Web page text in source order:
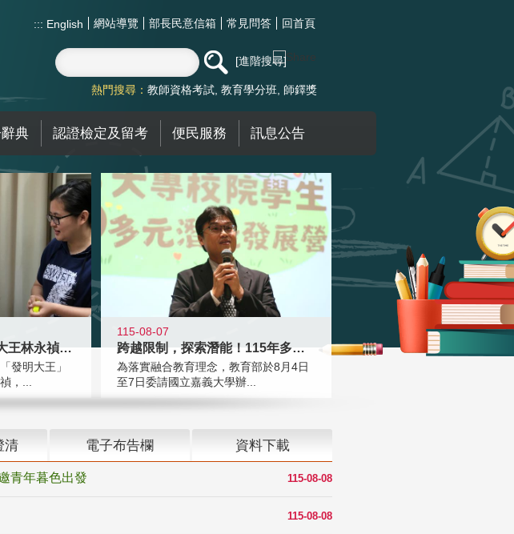
::: English 網站導覽 部長民意信箱 常見問答 回首頁
進階搜尋
熱門搜尋： 教師資格考試 教育學分班 師鐸獎
典 認證檢定及留考 便民服務 訊息公告
教育家人物典範 發明大王林永禎教授
發明大王」
，...
115-08-07
跨越限制，探索潛能！115年多元潛
為落實融合教育理念，教育部於8月4日
至7日委請國立嘉義大學辦...
清 電子布告欄 資料下載
115-08-08
青年暮色出發
115-08-08